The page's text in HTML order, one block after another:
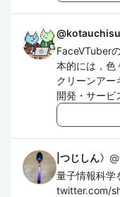
@
FaceVTuber
本的には，
クリーンアー
開発・サービ
|つじしん〉 @
量子情報科
twitter.com/